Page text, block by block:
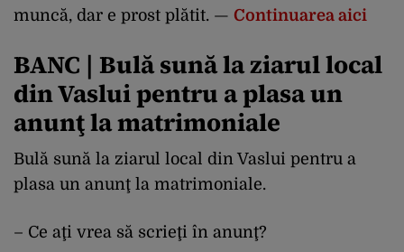
muncă, dar e prost plătit. — Continuarea aici
BANC | Bulă sună la ziarul local
din Vaslui pentru a plasa un
anunţ la matrimoniale
Bulă sună la ziarul local din Vaslui pentru a
plasa un anunţ la matrimoniale.
– Ce aţi vrea să scrieţi în anunţ?